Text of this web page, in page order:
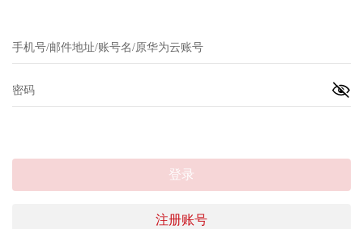
注册账号
登录